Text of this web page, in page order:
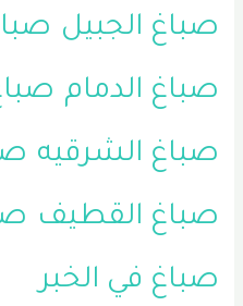
صباغ الجبيل
صباغ الدمام
صباغ الشرقيه
صباغ القطيف
صباغ في الخبر